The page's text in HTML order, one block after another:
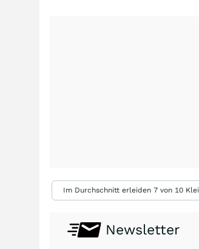
Im Durchschnitt erleiden 7 von 10
Newsletter